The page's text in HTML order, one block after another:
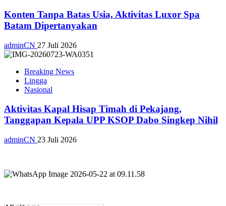
Konten Tanpa Batas Usia, Aktivitas Luxor Spa
Batam Dipertanyakan
adminCN 27 Juli 2026
Breaking News
Lingga
Nasional
Aktivitas Kapal Hisap Timah di Pekajang,
Tanggapan Kepala UPP KSOP Dabo Singkep Nihil
adminCN 23 Juli 2026